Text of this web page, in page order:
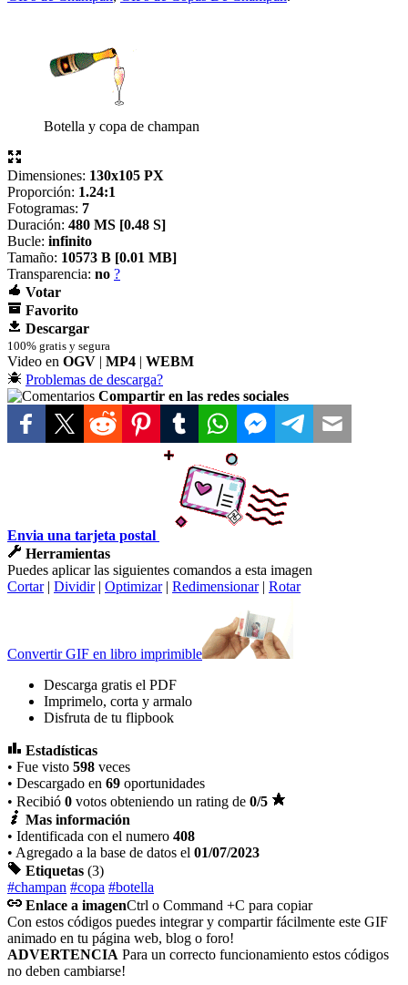
Botella y copa de champan
Dimensiones: 130x105 PX
Proporción: 1.24:1
Fotogramas: 7
Duración: 480 MS [0.48 S]
Bucle: infinito
Tamaño: 10573 B [0.01 MB]
Transparencia: no ?
Votar
Favorito
Descargar
100% gratis y segura
Video en OGV | MP4 | WEBM
Problemas de descarga?
Compartir en las redes sociales
Envia una tarjeta postal
Herramientas
Puedes aplicar las siguientes comandos a esta imagen
Cortar| Dividir| Optimizar| Redimensionar| Rotar
Convertir GIF en libro imprimible
Descarga gratis el PDF
Imprimelo, corta y armalo
Disfruta de tu flipbook
Estadísticas
• Fue visto 598 veces
• Descargado en 69 oportunidades
• Recibió 0 votos obteniendo un rating de 0/5
Mas información
• Identificada con el numero 408
• Agregado a la base de datos el 01/07/2023
Etiquetas (3)
#champan #copa #botella
Enlace a imagenCtrl o Command +C para copiar
Con estos códigos puedes integrar y compartir fácilmente este GIF
animado en tu página web, blog o foro!
ADVERTENCIA Para un correcto funcionamiento estos códigos
no deben cambiarse!